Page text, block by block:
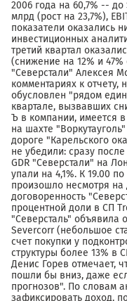
2006 года на 60,7% -- до
млрд (рост на 23,7%),
показатели оказались
инвестиционных
третий квартал
(снижение на 12% и
"Северстали" Алексея
комментариях к отчету,
обусловлен "рядом
квартале, вызвавших
Ъ в компании, имеется
на шахте
дороге "Карельского
не убедили: сразу
GDR "Северстали" на
упали на 4,1%. К 19.00
произошло несмотря на
договоренность
процентной доли в СП
"Северсталь" объявила
Severcorr (небольшое
счет покупки у
структуры более 13% в
Денис Горев отмечает,
пошли бы вниз, даже
прогнозов". По словам
зафиксировать доход,